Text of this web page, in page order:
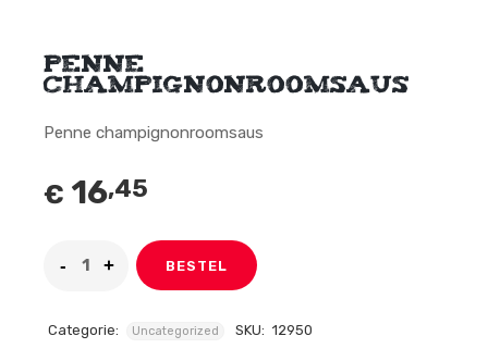
Penne
champignonroomsaus
Penne champignonroomsaus
€ 16,45
BESTEL
Categorie: Uncategorized SKU: 12950